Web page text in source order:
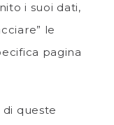
i suoi dati,
le
pagina
queste